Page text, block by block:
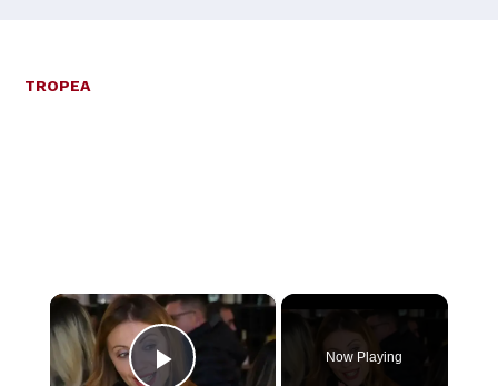
TROPEA
×
Now Playing